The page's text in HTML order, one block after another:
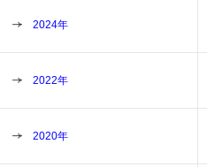
2024年
2022年
2020年